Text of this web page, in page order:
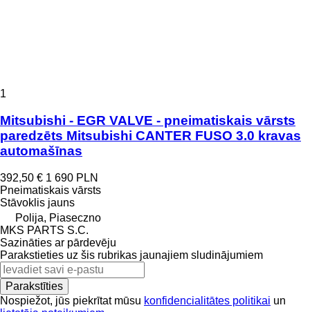
1
Mitsubishi - EGR VALVE - pneimatiskais vārsts
paredzēts Mitsubishi CANTER FUSO 3.0 kravas
automašīnas
392,50 € 1 690 PLN
Pneimatiskais vārsts
Stāvoklis jauns
Polija, Piaseczno
MKS PARTS S.C.
Sazināties ar pārdevēju
Parakstieties uz šis rubrikas jaunajiem sludinājumiem
Parakstīties
Nospiežot, jūs piekrītat mūsu konfidencialitātes politikai un